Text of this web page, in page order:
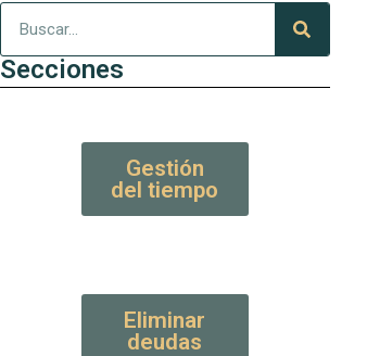
Secciones
Gestión
del tiempo
Eliminar
deudas